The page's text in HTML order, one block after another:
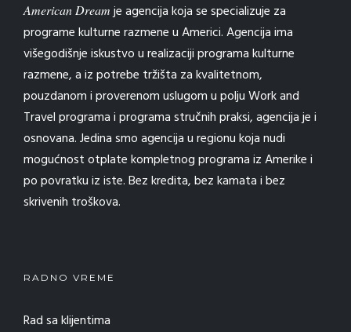
American Dreamje agencija koja se specializuje za
programe kulturne razmene u Americi. Agencija ima
višegodišnje iskustvo u realizaciji programa kulturne
razmene, a iz potrebe tržišta za kvalitetnom,
pouzdanom i proverenom uslugom u polju Work and
Travel programa i programa stručnih praksi, agencija je i
osnovana. Jedina smo agencija u regionu koja nudi
mogućnost otplate kompletnog programa iz Amerike i
po povratku iz iste. Bez kredita, bez kamata i bez
skrivenih troškova.
RADNO VREME
Rad sa klijentima